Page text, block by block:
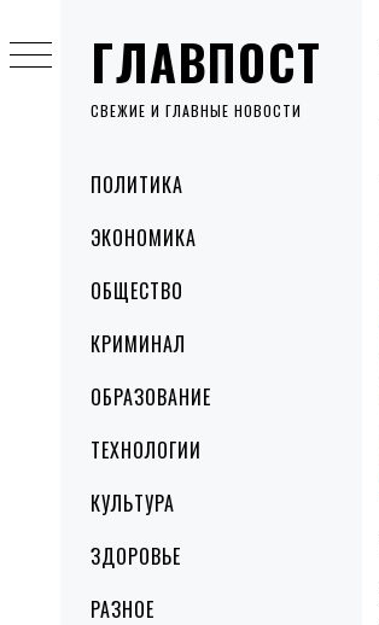
ГЛАВПОСТ
СВЕЖИЕ И ГЛАВНЫЕ НОВОСТИ
MenuПОЛИТИКА
ЭКОНОМИКА
ОБЩЕСТВО
КРИМИНАЛ
ОБРАЗОВАНИЕ
ТЕХНОЛОГИИ
КУЛЬТУРА
ЗДОРОВЬЕ
РАЗНОЕ
to
content